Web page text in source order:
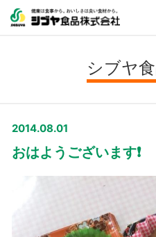
シブヤ
2014.08.01
おはようございます❗️